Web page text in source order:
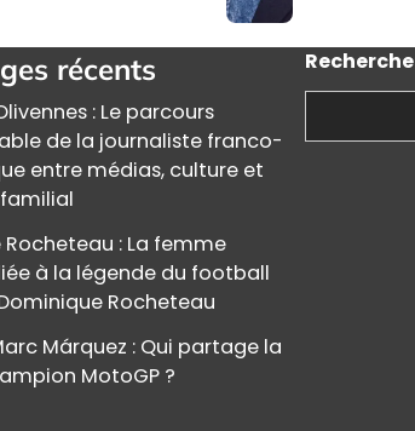
récents
: Le parcours
de la journaliste franco-
entre médias, culture et
Rocheteau : La femme
à la légende du football
Rocheteau
Márquez : Qui partage la
MotoGP ?
Recherche